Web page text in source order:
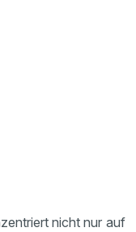
nicht nur auf